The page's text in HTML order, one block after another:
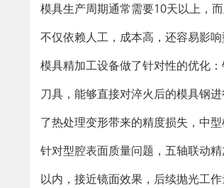
模具生产周期通常需要10天以上，
不仅依赖人工，成本高，还容易影
模具精加工设备做了针对性的优化
刀具，能够直接对淬火后的模具钢
了热处理变形带来的精度损失，中
针对型腔表面质量问题，五轴联动
以内，接近镜面效果，后续抛光工